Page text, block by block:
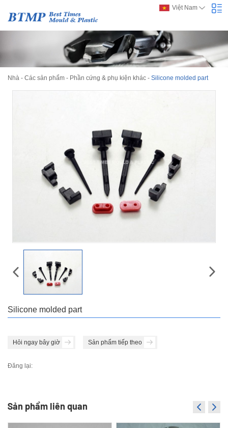
Việt Nam
Nhà - Các sản phẩm - Phần cứng & phụ kiện khác - Silicone molded part
Silicone molded part
Hỏi ngay bây giờ Sản phẩm tiếp theo
Đăng lại:
Sản phẩm liên quan